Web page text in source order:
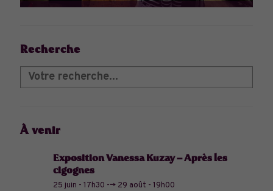
Recherche
À venir
Exposition Vanessa Kuzay – Après les
cigognes
25 juin - 17h30 --> 29 août - 19h00